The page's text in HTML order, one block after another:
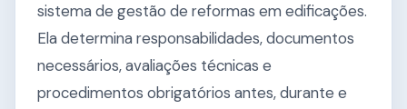
sistema de gestão de reformas em edificações.
Ela determina responsabilidades, documentos
necessários, avaliações técnicas e
procedimentos obrigatórios antes, durante e